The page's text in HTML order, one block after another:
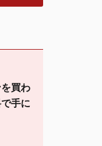
買わ
手に